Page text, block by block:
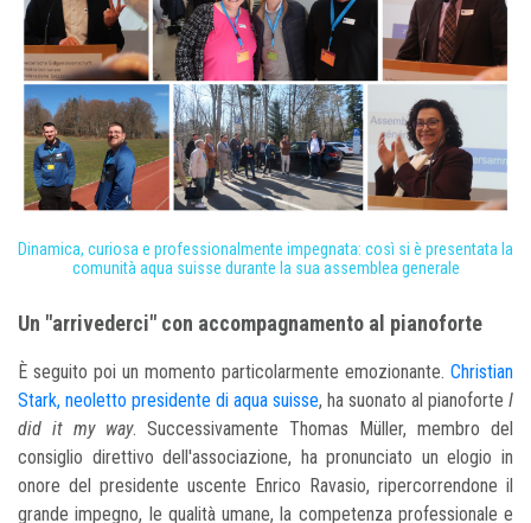
Dinamica, curiosa e professionalmente impegnata: così si è presentata la
comunità aqua suisse durante la sua assemblea generale
Un "arrivederci" con accompagnamento al pianoforte
È seguito poi un momento particolarmente emozionante. Christian
Stark, neoletto presidente di aqua suisse, ha suonato al pianoforte I
did it my way. Successivamente Thomas Müller, membro del
consiglio direttivo dell'associazione, ha pronunciato un elogio in
onore del presidente uscente Enrico Ravasio, ripercorrendone il
grande impegno, le qualità umane, la competenza professionale e